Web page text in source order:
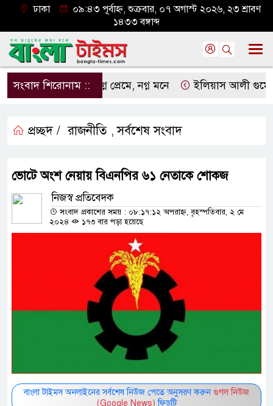
ঢাকা
০৯:৪৩ পূর্বাহ্ন, শুক্রবার, ০৭ অগাস্ট ২০২৬, ২৩ শ্রাবণ
১৪৩৩ বঙ্গাব্দ
সংবাদ শিরোনাম ::নগ্ন প্রেমে, নগ্ন মনে ইলিয়াস আলী গুমের
প্রচ্ছদ / রাজনীতি ,সর্বশেষ সংবাদ
ভোটে অংশ নেয়ায় বিএনপির ৬১ নেতাকে শোকজ
নিজস্ব প্রতিবেদক
সংবাদ প্রকাশের সময় : ০৮:১৭:১২ অপরাহ্ন, বৃহস্পতিবার, ২ মে
২০২৪
১৭৩ বার পড়া হয়েছে
বাংলা টাইমস অনলাইনের সর্বশেষ নিউজ পেতে অনুসরণ করুন গুগল নিউজ
(Google News) ফিডটি